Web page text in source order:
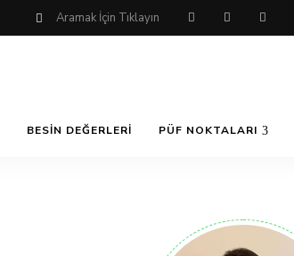
BESIN DEĞERLERI PÜF NOKTALARI